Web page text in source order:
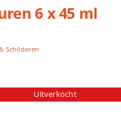
6 x 45 ml
Schilderen
Uitverkocht